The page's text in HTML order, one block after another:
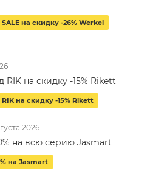
на скидку -26% Werkel
на скидку -15% Rikett
на скидку -15% Rikett
2026
на всю серию Jasmart
на Jasmart